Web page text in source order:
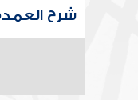
شرح